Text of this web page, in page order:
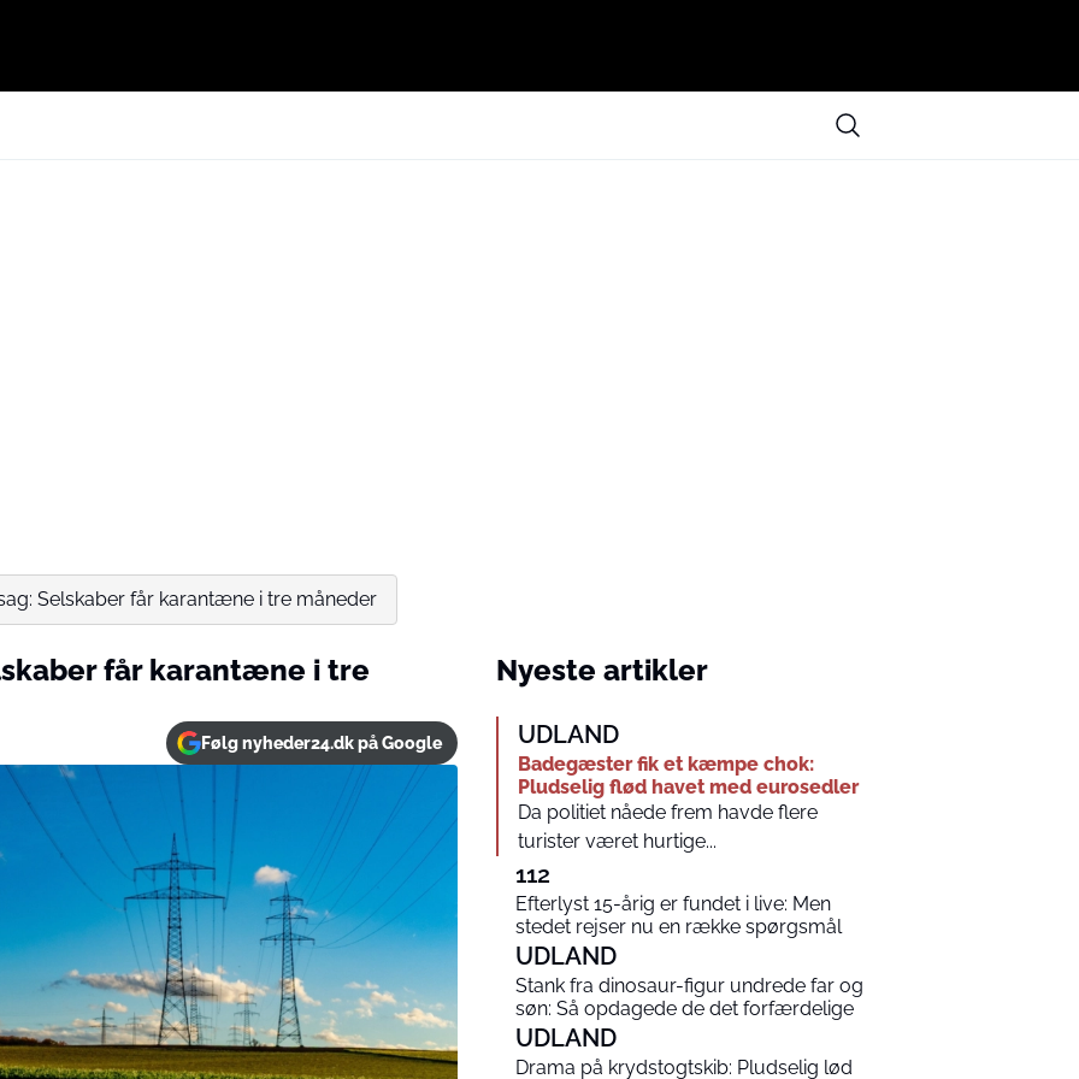
Selskaber får karantæne i tre måneder
får karantæne i tre
Følg nyheder24.dk på Google
Nyeste artikler
UDLAND
Badegæster fik et kæmpe chok:
Pludselig flød havet med eurosedler
Da politiet nåede frem havde flere
turister været hurtige...
112
Efterlyst 15-årig er fundet i live: Men
stedet rejser nu en række spørgsmål
UDLAND
Stank fra dinosaur-figur undrede far og
søn: Så opdagede de det forfærdelige
UDLAND
Drama på krydstogtskib: Pludselig lød